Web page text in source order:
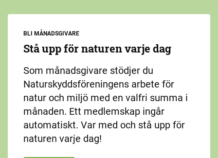
BLI MÅNADSGIVARE
Stå upp för naturen varje dag
Som månadsgivare stödjer du
Naturskyddsföreningens arbete för
natur och miljö med en valfri summa i
månaden. Ett medlemskap ingår
automatiskt. Var med och stå upp för
naturen varje dag!